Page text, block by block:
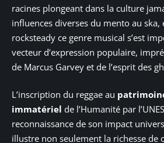
racines plongeant dans la culture
influences diverses du mento au ska,
rocksteady ce genre musical s’est
vecteur d’expression populaire,
de Marcus Garvey et de l’esprit des
L’inscription du reggae au
immatériel de l’Humanité par
reconnaissance de son impact
illustre non seulement la richesse de